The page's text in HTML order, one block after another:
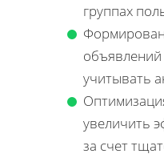
группах
учитывать
увеличить
за счет